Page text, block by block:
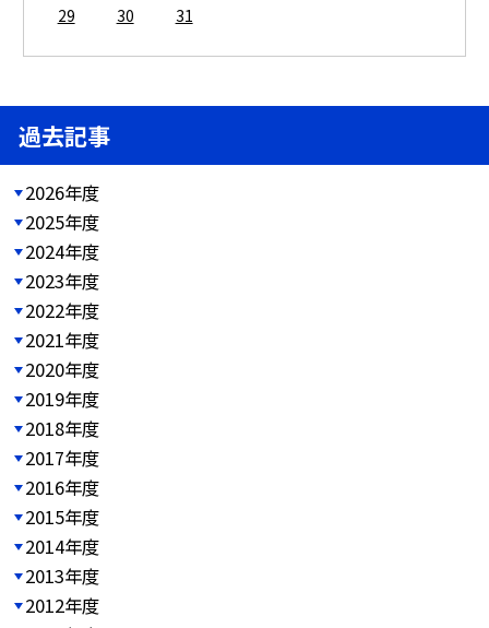
29
30 31
過去記事
2026年度
2025年度
2024年度
2023年度
2022年度
2021年度
2020年度
2019年度
2018年度
2017年度
2016年度
2015年度
2014年度
2013年度
2012年度